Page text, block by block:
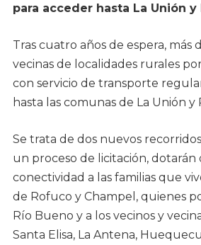
para acceder hasta La Unión y
Tras cuatro años de espera, más
vecinas de localidades rurales
con servicio de transporte
hasta las comunas de La Unión y
Se trata de dos nuevos
un proceso de licitación, dotarán
conectividad a las familias que
de Rofuco y Champel, quienes
Río Bueno y a los vecinos y
Santa Elisa, La Antena,